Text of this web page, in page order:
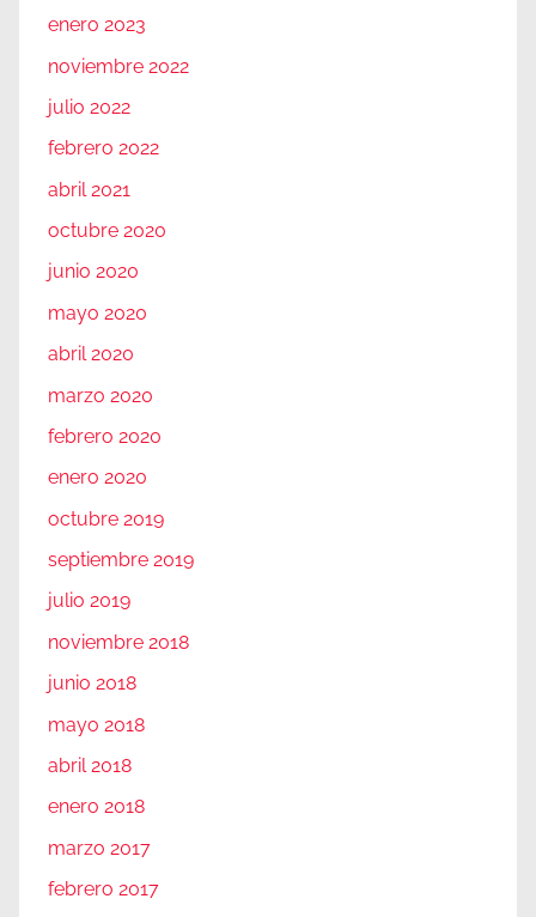
enero 2023
noviembre 2022
julio 2022
febrero 2022
abril 2021
octubre 2020
junio 2020
mayo 2020
abril 2020
marzo 2020
febrero 2020
enero 2020
octubre 2019
septiembre 2019
julio 2019
noviembre 2018
junio 2018
mayo 2018
abril 2018
enero 2018
marzo 2017
febrero 2017